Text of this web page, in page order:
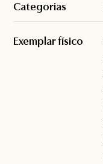
Categorias
Exemplar físico